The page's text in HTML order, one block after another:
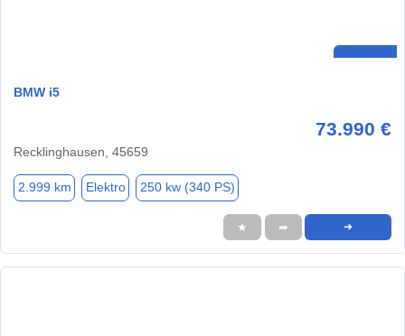
BMW i5
73.990 €
Recklinghausen, 45659
2.999 km Elektro 250 kw (340 PS)
★ ➦ ➜